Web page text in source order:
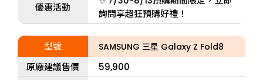
優惠活動
詢問享超狂預購好禮！
型號 SAMSUNG 三星 Galaxy Z Fold8
原廠建議售價
59,900